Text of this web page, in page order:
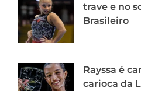
trave e no
Brasileiro
Rayssa é
carioca da